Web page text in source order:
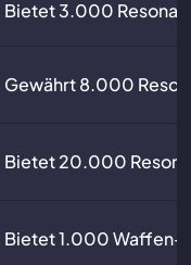
Bietet 3.000
Gewährt 8.000
Bietet 20.000
Bietet 1.000 Waffen-